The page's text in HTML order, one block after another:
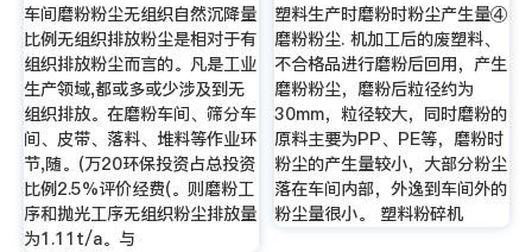
车间磨粉粉尘无组织自然沉降量
比例无组织排放粉尘是相对于有
组织排放粉尘而言的。凡是工业
生产领域,都或多或少涉及到无
组织排放。在磨粉车间、筛分车
间、皮带、落料、堆料等作业环
节,随。(万20环保投资占总投资
比例2.5%评价经费(。则磨粉工
序和抛光工序无组织粉尘排放量
为1.11t/a。与
塑料生产时磨粉时粉尘产生量④
磨粉粉尘. 机加工后的废塑料、
不合格品进行磨粉后回用，产生
磨粉粉尘，磨粉后粒径约为
30mm，粒径较大，同时磨粉的
原料主要为PP、PE等，磨粉时
粉尘的产生量较小，大部分粉尘
落在车间内部，外逸到车间外的
粉尘量很小。 塑料粉碎机